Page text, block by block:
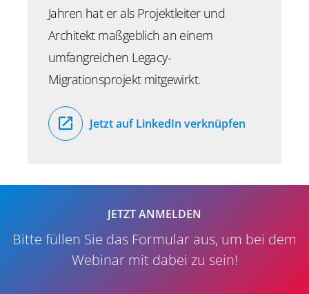
Jahren hat er als Projektleiter und
Architekt maßgeblich an einem
umfangreichen Legacy-
Migrationsprojekt mitgewirkt.
Jetzt auf LinkedIn verknüpfen
JETZT ANMELDEN
​Bitte füllen Sie das Formular aus, um bei dem
Webinar mit dabei zu sein!